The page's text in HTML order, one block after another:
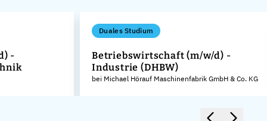
-
Duales Studium
Betriebswirtschaft (m/w/d) -
Industrie (DHBW)
bei Michael Hörauf Maschinenfabrik GmbH & Co. KG